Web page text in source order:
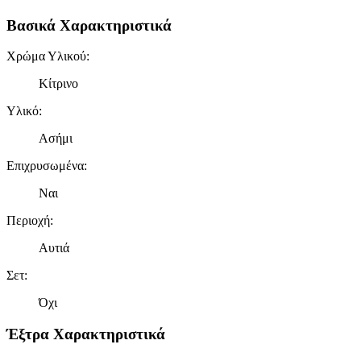
διαφημίσεις και περιεχόμενο, την καλύτερη εικόνα του κοινού
πληροφορίες σχετικά με την από μέρους σας χρήση της
τοποθεσίας μας στους συνεργάτες μέσων κοινωνικής
δικτύωσης, διαφημίσεων και ανάλυσης.
Βασικά Χαρακτηριστικά
Χρώμα Υλικού:
Κίτρινο
Υλικό:
Ασήμι
Επιχρυσωμένα:
Ναι
Περιοχή:
Αυτιά
Σετ:
Όχι
Έξτρα Χαρακτηριστικά